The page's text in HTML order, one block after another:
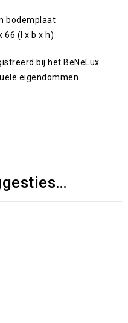
bodemplaat
66 (l x b x h)
bij het BeNeLux
eigendommen.